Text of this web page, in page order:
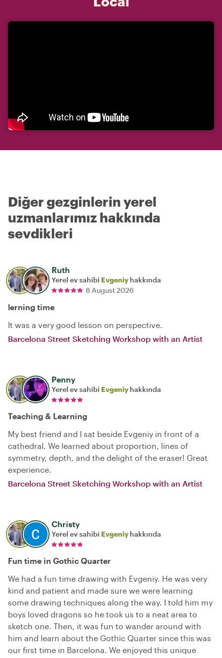
Diğer gezginlerin yerel
uzmanlarımız hakkında
sevdikleri
Ruth
Yerel ev sahibi Evgeniy hakkında
8 August 2026
lerning time
It was a very good lesson on perspective.
Barcelona Street Sketching Workshop with an Artist
Penny
Yerel ev sahibi Evgeniy hakkında
Teaching & Learning
My best friend and I sat beside Evgeniy in front of a
cathedral. We learned about proportion, lines of
symmetry, depth, and the delight of the eraser! Great
experience.
Barcelona Street Sketching Workshop with an Artist
Christy
Yerel ev sahibi Evgeniy hakkında
Fun time in Gothic Quarter
We had a fun time drawing with Evgeniy. He was very
kind and patient and made sure we were learning
some drawing techniques along the way. I told him my
boys loved dragons so he took us to a neat area to
sketch one. Then, it was fun to wander around with
him and learn about the Gothic Quarter since this was
our first time in Barcelona. We enjoyed this unique